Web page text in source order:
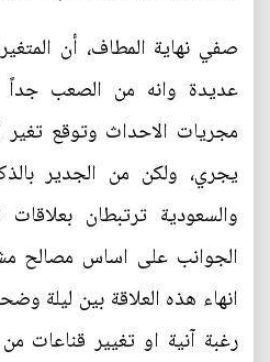
صفي نهاية المطاف، أن
عديدة وانه من الصعب
مجريات الاحداث وتوقع
يجري، ولكن من الجدير
والسعودية ترتبطان بعلاقات
الجوانب على اساس مصالح
انهاء هذه العلاقة بين ليلة
رغبة آنية او تغيير قناعات من